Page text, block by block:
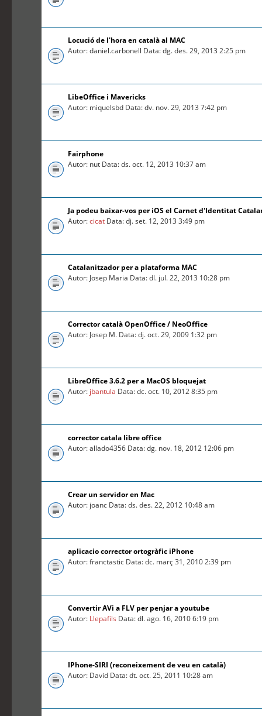
Locució de l'hora en català al MAC
Autor: daniel.carbonell Data: dg. des. 29, 2013 2:25 pm
LibeOffice i Mavericks
Autor: miquelsbd Data: dv. nov. 29, 2013 7:42 pm
Fairphone
Autor: nut Data: ds. oct. 12, 2013 10:37 am
Ja podeu baixar-vos per iOS el Carnet d'Identitat
Autor:cicat Data: dj. set. 12, 2013 3:49 pm
Catalanitzador per a plataforma MAC
Autor: Josep Maria Data: dl. jul. 22, 2013 10:28 pm
Corrector català OpenOffice / NeoOffice
Autor: Josep M. Data: dj. oct. 29, 2009 1:32 pm
LibreOffice 3.6.2 per a MacOS bloquejat
Autor: jbantula Data: dc. oct. 10, 2012 8:35 pm
corrector catala libre office
Autor: allado4356 Data: dg. nov. 18, 2012 12:06 pm
Crear un servidor en Mac
Autor: joanc Data: ds. des. 22, 2012 10:48 am
aplicacio corrector ortogràfic iPhone
Autor: franctastic Data: dc. març 31, 2010 2:39 pm
Convertir AVi a FLV per penjar a youtube
Autor: Llepafils Data: dl. ago. 16, 2010 6:19 pm
IPhone-SIRI (reconeixement de veu en català)
Autor: David Data: dt. oct. 25, 2011 10:28 am